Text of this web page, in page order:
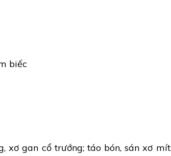
biếc
xơ gan cổ trướng; táo bón, sán xơ mít